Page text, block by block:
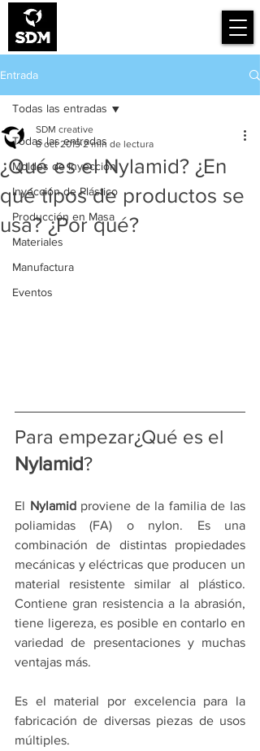
Entrada
Todas las entradas
Moldes de Inyección
Inyección de Plástico
Producción en Masa
Materiales
Manufactura
Eventos
Todas las entradas
¿Qué es el Nylamid? ¿En
qué tipos de productos se
usa? ¿Por qué?
SDM creative
8 oct 2019 2 min de lectura
Para empezar¿Qué es el
Nylamid?
El Nylamid proviene de la familia de las
poliamidas (FA) o nylon. Es una
combinación de distintas propiedades
mecánicas y eléctricas que producen un
material resistente similar al plástico.
Contiene gran resistencia a la abrasión,
tiene ligereza, es posible en contarlo en
variedad de presentaciones y muchas
ventajas más.
Es el material por excelencia para la
fabricación de diversas piezas de usos
múltiples.